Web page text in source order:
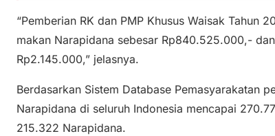
“Pemberian RK dan PMP Khusus Waisak Tahun
makan Narapidana sebesar Rp840.525.000,-
Rp2.145.000,” jelasnya.
Berdasarkan Sistem Database Pemasyarakatan
Narapidana di seluruh Indonesia mencapai
215.322 Narapidana.